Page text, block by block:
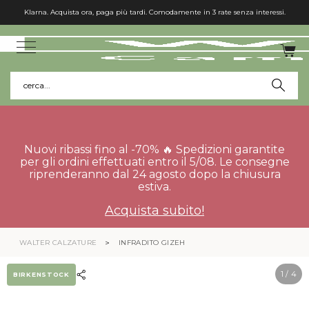
Klarna. Acquista ora, paga più tardi. Comodamente in 3 rate senza interessi.
cerca...
Nuovi ribassi fino al -70% 🔥 Spedizioni garantite
per gli ordini effettuati entro il 5/08. Le consegne
riprenderanno dal 24 agosto dopo la chiusura
estiva.
Acquista subito!
WALTER CALZATURE INFRADITO GIZEH
1 / 4
BIRKENSTOCK